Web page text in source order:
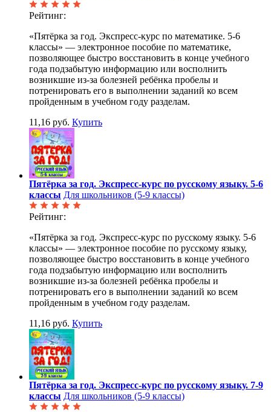
Рейтинг:
«Пятёрка за год. Экспресс-курс по математике. 5-6
классы» — электронное пособие по математике,
позволяющее быстро восстановить в конце учебного
года подзабытую информацию или восполнить
возникшие из-за болезней ребёнка пробелы и
потренировать его в выполнении заданий ко всем
пройденным в учебном году разделам.
11,16 руб. Купить
Пятёрка за год. Экспресс-курс по русскому языку. 5-6
классы Для школьников (5-9 классы)
Рейтинг:
«Пятёрка за год. Экспресс-курс по русскому языку. 5-6
классы» — электронное пособие по русскому языку,
позволяющее быстро восстановить в конце учебного
года подзабытую информацию или восполнить
возникшие из-за болезней ребёнка пробелы и
потренировать его в выполнении заданий ко всем
пройденным в учебном году разделам.
11,16 руб. Купить
Пятёрка за год. Экспресс-курс по русскому языку. 7-9
классы Для школьников (5-9 классы)